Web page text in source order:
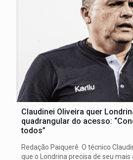
Claudinei Oliveira quer
quadrangular do acesso:
todos”
Redação Paiquerê O técnico
que o Londrina precisa de seu mais